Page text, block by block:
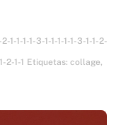
1-1-1-1-3-1-1-1-1-1-3-1-1-2-
2-1-1 Etiquetas: collage,